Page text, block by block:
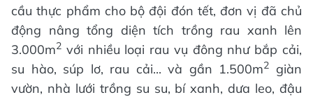
cầu thực phẩm cho bộ đội đón tết, đơn vị đã chủ
động nâng tổng diện tích trồng rau xanh lên
3.000m2 với nhiều loại rau vụ đông như bắp cải,
su hào, súp lơ, rau cải... và gần 1.500m2
giàn
vườn, nhà lưới trồng su su, bí xanh, dưa leo, đậu